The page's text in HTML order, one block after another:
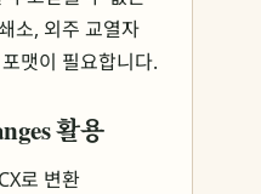
소, 외주 교열자
맷이 필요합니다.
활용
로 변환